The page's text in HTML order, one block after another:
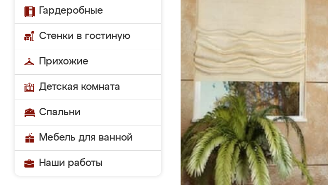
Гардеробные
Стенки в гостиную
Прихожие
Детская комната
Спальни
Мебель для ванной
Наши работы